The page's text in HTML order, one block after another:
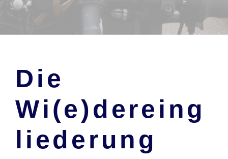
Die
Wi(e)dereing
liederung